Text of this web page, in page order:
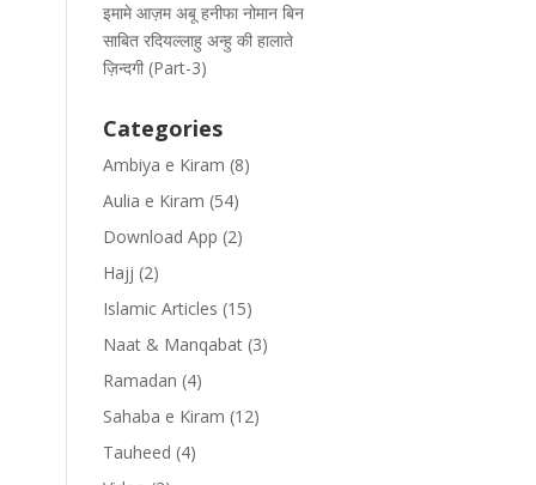
इमामे आज़म अबू हनीफा नोमान बिन
साबित रदियल्लाहु अन्हु की हालाते
ज़िन्दगी (Part-3)
Categories
Ambiya e Kiram (8)
Aulia e Kiram (54)
Download App (2)
Hajj (2)
Islamic Articles (15)
Naat & Manqabat(3)
Ramadan (4)
Sahaba e Kiram (12)
Tauheed (4)